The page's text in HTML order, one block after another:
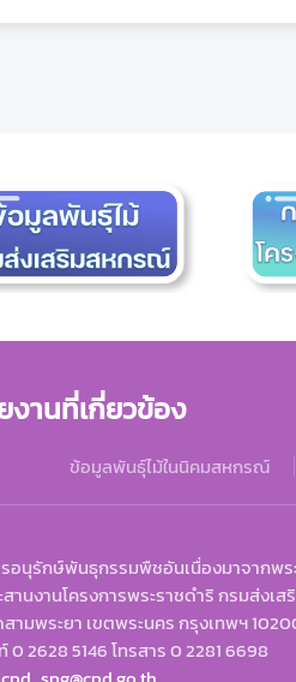
งานที่เกี่ยวข้อง
ข้อมูลพันธุ์ไม้ในนิคมสหกรณ์
รอนุรักษ์พันธุกรรมพืชอันเนื่องมาจากพร
านงานโครงการพระราชดำริ กรมส่งเ
ามพระยา เขตพระนคร กรุงเทพฯ
0 2628 5146 โทรสาร 0 2281 6698